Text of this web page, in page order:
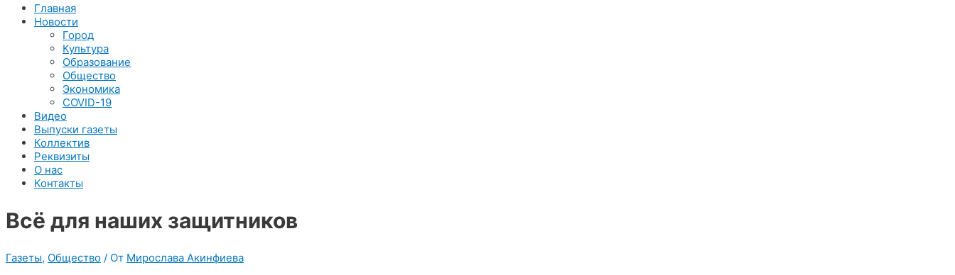
Главная
Новости
Город
Культура
Образование
Общество
Экономика
COVID-19
Видео
Выпуски газеты
Коллектив
Реквизиты
О нас
Контакты
Всё для наших защитников
Газеты, Общество / От Мирослава Акинфиева